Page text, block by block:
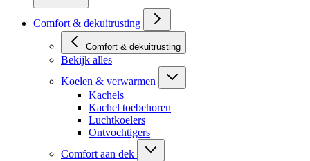
Comfort & dekuitrusting
Comfort & dekuitrusting
Bekijk alles
Koelen & verwarmen
Kachels
Kachel toebehoren
Luchtkoelers
Ontvochtigers
Comfort aan dek